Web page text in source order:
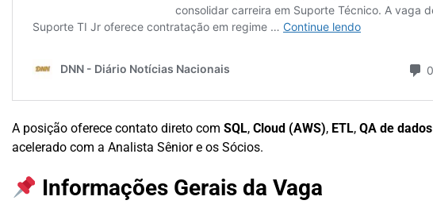
A posição oferece contato direto com SQL, Cloud (AWS), ETL, QA de dados
acelerado com a Analista Sênior e os Sócios.
Informações Gerais da Vaga